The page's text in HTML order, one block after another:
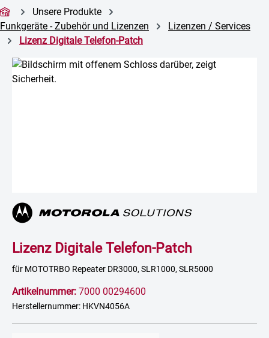
Unsere Produkte
Funkgeräte - Zubehör und Lizenzen
Lizenzen / Services
Lizenz Digitale Telefon-Patch
Bildergalerie überspringen
Lizenz Digitale Telefon-Patch
für MOTOTRBO Repeater DR3000, SLR1000, SLR5000
Artikelnummer: 7000 00294600
Herstellernummer: HKVN4056A